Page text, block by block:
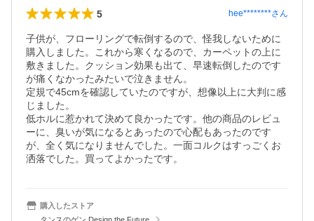
5 hee********さん
子供が、フローリングで転倒するので、怪我しないために
購入しました。これから寒くなるので、カーペットの上に
敷きました。クッション効果も出て、早速転倒したのです
が痛くなかったみたいで泣きません。
定規で45cmを確認していたのですが、想像以上に大判に感
じました。
低ホルに惹かれて決めて良かったです。他の商品のレビュ
ーに、臭いが気になるとあったので心配もあったのです
が、全く気になりませんでした。一面コルクはすっごくお
洒落でした。買ってよかったです。
購入したストア
タンスのゲン Design the Future